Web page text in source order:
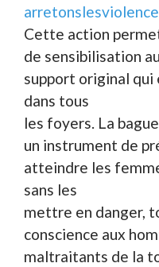
Cette action
de sensibilisation
support original
dans tous
les foyers. La
un instrument de
atteindre les
sans les
mettre en danger,
conscience aux
maltraitants de la